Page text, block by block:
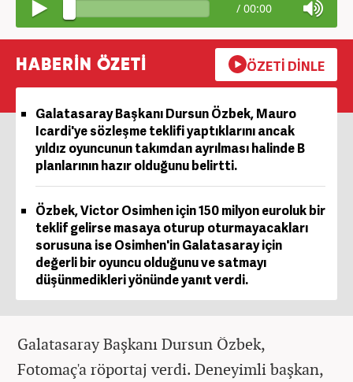
/ 00:00
HABERİN ÖZETİ ÖZETİ DİNLE
Galatasaray Başkanı Dursun Özbek, Mauro
Icardi'ye sözleşme teklifi yaptıklarını ancak
yıldız oyuncunun takımdan ayrılması halinde B
planlarının hazır olduğunu belirtti.
Özbek, Victor Osimhen için 150 milyon euroluk bir
teklif gelirse masaya oturup oturmayacakları
sorusuna ise Osimhen'in Galatasaray için
değerli bir oyuncu olduğunu ve satmayı
düşünmedikleri yönünde yanıt verdi.
Galatasaray Başkanı Dursun Özbek,
Fotomaç'a röportaj verdi. Deneyimli başkan,